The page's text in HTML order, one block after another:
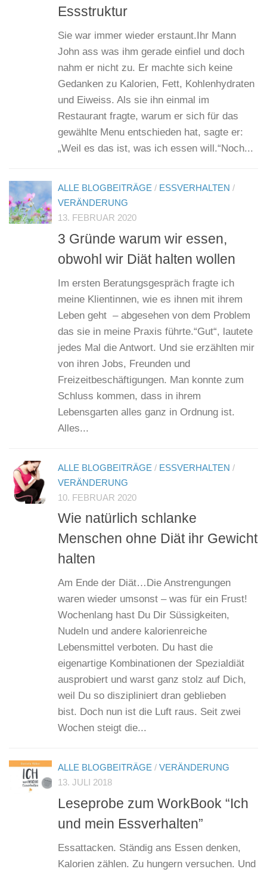
Essstruktur
Sie war immer wieder erstaunt.Ihr Mann
John ass was ihm gerade einfiel und doch
nahm er nicht zu. Er machte sich keine
Gedanken zu Kalorien, Fett, Kohlenhydraten
und Eiweiss. Als sie ihn einmal im
Restaurant fragte, warum er sich für das
gewählte Menu entschieden hat, sagte er:
„Weil es das ist, was ich essen will.“Noch...
ALLE BLOGBEITRÄGE / ESSVERHALTEN /
VERÄNDERUNG
13. FEBRUAR 2020
3 Gründe warum wir essen,
obwohl wir Diät halten wollen
​Im ersten Beratungsgespräch fragte ich
meine Klientinnen, wie es ihnen mit ihrem
Leben geht – abgesehen von dem Problem
das sie in meine Praxis führte.“Gut“, lautete
jedes Mal die Antwort. Und sie erzählten mir
von ihren Jobs, Freunden und
Freizeitbeschäftigungen. Man konnte zum
Schluss kommen, dass in ihrem
Lebensgarten alles ganz in Ordnung ist.
Alles...
ALLE BLOGBEITRÄGE / ESSVERHALTEN /
VERÄNDERUNG
10. FEBRUAR 2020
Wie natürlich schlanke
Menschen ohne Diät ihr Gewicht
halten
Am Ende der Diät…Die Anstrengungen
waren wieder umsonst – was für ein Frust!
Wochenlang hast Du Dir Süssigkeiten,
Nudeln und andere kalorienreiche
Lebensmittel verboten. Du hast die
eigenartige Kombinationen der Spezialdiät
ausprobiert und warst ganz stolz auf Dich,
weil Du so diszipliniert dran geblieben
bist. Doch nun ist die Luft raus. Seit zwei
Wochen steigt die...
ALLE BLOGBEITRÄGE / VERÄNDERUNG
13. JULI 2018
Leseprobe zum WorkBook “Ich
und mein Essverhalten”
Essattacken. Ständig ans Essen denken,
Kalorien zählen. Zu hungern versuchen. Und